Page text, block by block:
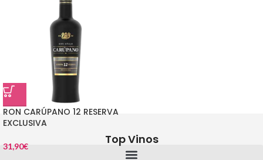
RON CARÚPANO 12 RESERVA
EXCLUSIVA
31,90€ Top Vinos